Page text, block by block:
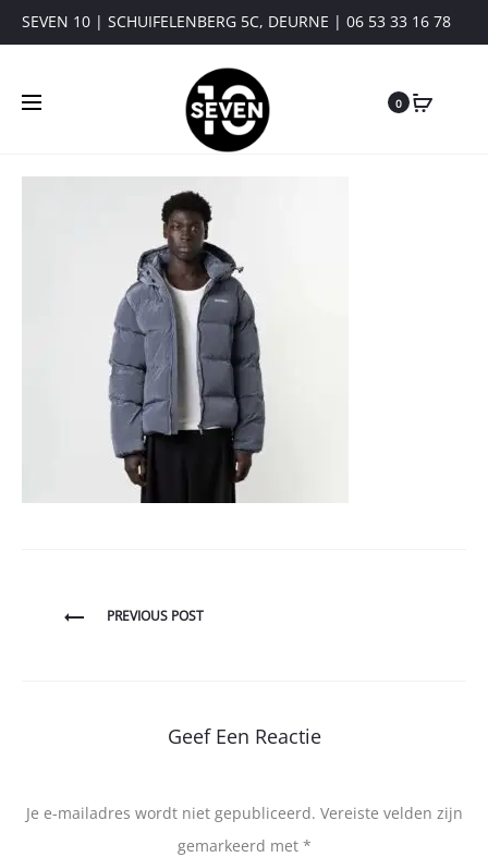
SEVEN 10 | SCHUIFELENBERG 5C, DEURNE | 06 53 33 16 78
0
BerichtPREVIOUS POST
Geef Een Reactie
Je e-mailadres wordt niet gepubliceerd. Vereiste velden zijn
gemarkeerd met *